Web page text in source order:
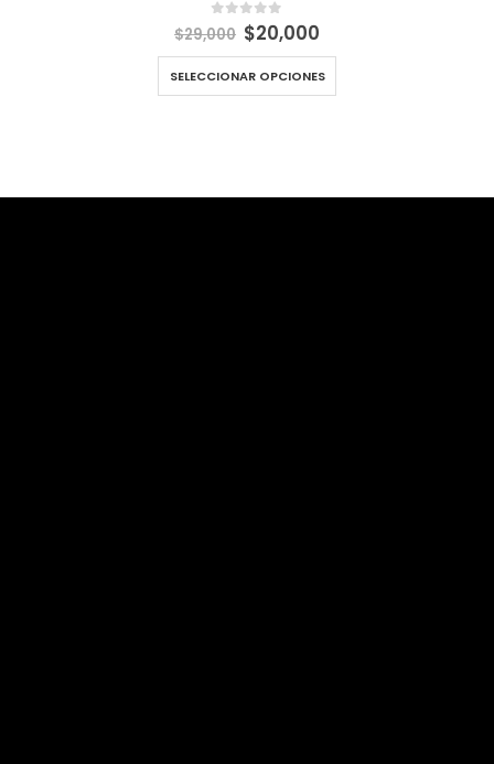
0out of 5
$29,000 El
precio
original
era:
$29,000.
$20,000El
actual
es:
$20,000.
SELECCIONAR OPCIONES